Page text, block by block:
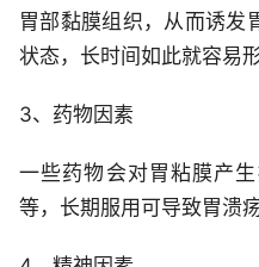
胃部黏膜组织，从而诱发
状态，长时间如此就容易
3、药物因素
一些药物会对胃粘膜产
等，长期服用可导致胃溃